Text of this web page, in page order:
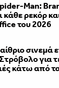
Man:
κάθε ρεκόρ
του 2026
σινεμά
για
κάτω από